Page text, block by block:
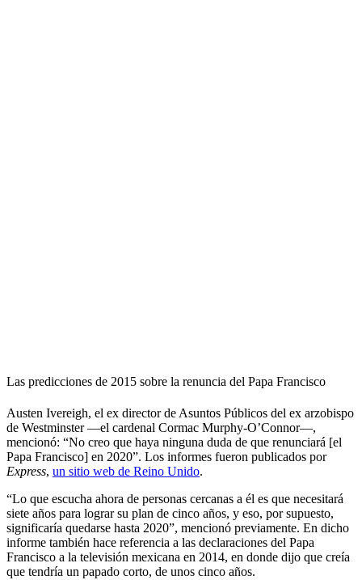
Las predicciones de 2015 sobre la renuncia del Papa Francisco
Austen Ivereigh, el ex director de Asuntos Públicos del ex arzobispo
de Westminster —el cardenal Cormac Murphy-O’Connor—,
mencionó: “No creo que haya ninguna duda de que renunciará [el
Papa Francisco] en 2020”. Los informes fueron publicados por
Express, un sitio web de Reino Unido.
“Lo que escucha ahora de personas cercanas a él es que necesitará
siete años para lograr su plan de cinco años, y eso, por supuesto,
significaría quedarse hasta 2020”, mencionó previamente. En dicho
informe también hace referencia a las declaraciones del Papa
Francisco a la televisión mexicana en 2014, en donde dijo que creía
que tendría un papado corto, de unos cinco años.